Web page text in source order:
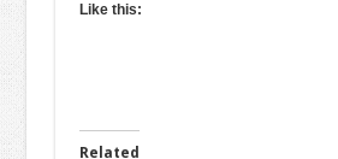
Like this:
Related